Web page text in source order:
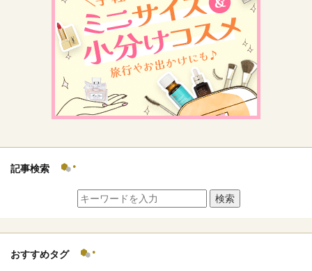
記事検索
検索
おすすめタグ